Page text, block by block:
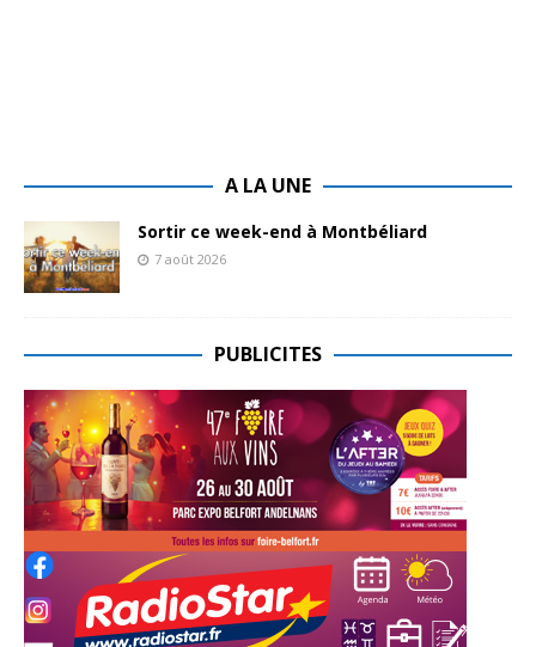
A LA UNE
Sortir ce week-end à Montbéliard
7 août 2026
PUBLICITES